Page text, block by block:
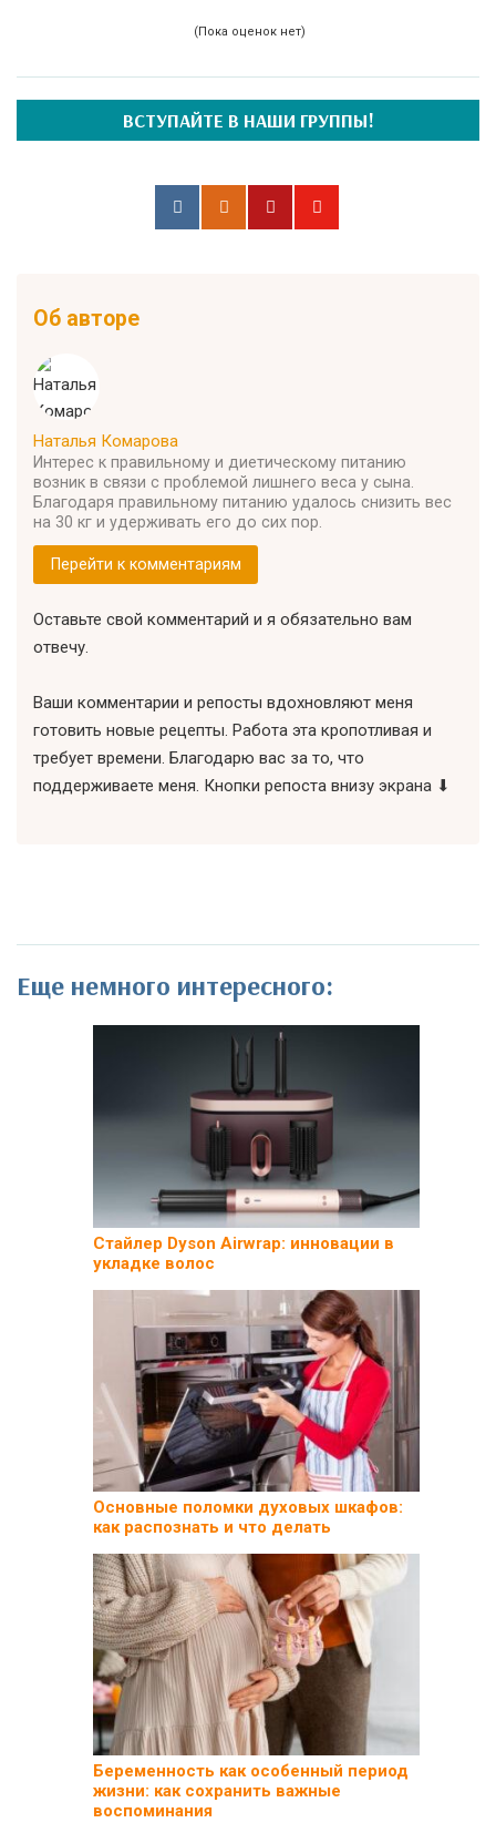
(Пока оценок нет)
ВСТУПАЙТЕ В НАШИ ГРУППЫ!
Об авторе
Наталья Комарова
Интерес к правильному и диетическому питанию
возник в связи с проблемой лишнего веса у сына.
Благодаря правильному питанию удалось снизить вес
на 30 кг и удерживать его до сих пор.
Перейти к комментариям
Оставьте свой комментарий и я обязательно вам
отвечу.
Ваши комментарии и репосты вдохновляют меня
готовить новые рецепты. Работа эта кропотливая и
требует времени. Благодарю вас за то, что
поддерживаете меня. Кнопки репоста внизу экрана ⬇
Еще немного интересного:
Стайлер Dyson Airwrap: инновации в
укладке волос
Основные поломки духовых шкафов:
как распознать и что делать
Беременность как особенный период
жизни: как сохранить важные
воспоминания